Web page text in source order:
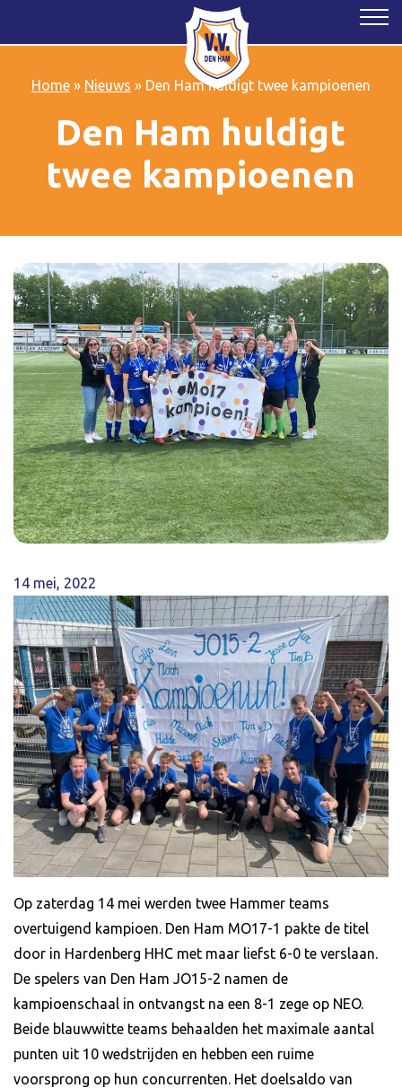
Home» Nieuws » Den Ham huldigt twee kampioenen
Den Ham huldigt
twee kampioenen
14 mei, 2022
Op zaterdag 14 mei werden twee Hammer teams
overtuigend kampioen. Den Ham MO17-1 pakte de titel
door in Hardenberg HHC met maar liefst 6-0 te verslaan.
De spelers van Den Ham JO15-2 namen de
kampioenschaal in ontvangst na een 8-1 zege op NEO.
Beide blauwwitte teams behaalden het maximale aantal
punten uit 10 wedstrijden en hebben een ruime
voorsprong op hun concurrenten. Het doelsaldo van